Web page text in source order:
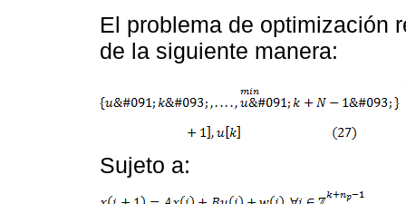
El problema de optimización
de la siguiente manera:
Sujeto a: